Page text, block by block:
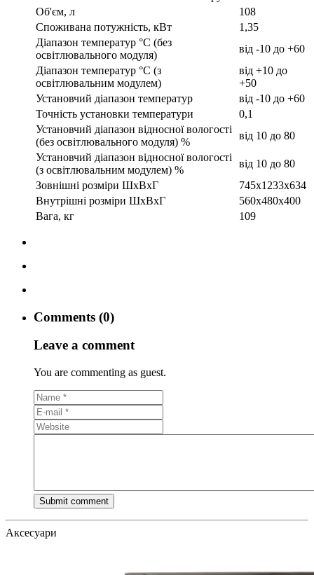
Об'єм, л
108
Споживана потужність, кВт
1,35
Діапазон температур °С (без
освітлювального модуля)
від -10 до +60
Діапазон температур °С (з
освітлювальним модулем)
від +10 до
+50
Установчий діапазон температур
від -10 до +60
Точність установки температури
0,1
Установчий діапазон відносної вологості
(без освітлювального модуля) %
від 10 до 80
Установчий діапазон відносної вологості
(з освітлювальним модулем) %
від 10 до 80
Зовнішні розміри ШхВхГ
745х1233х634
Внутрішні розміри ШхВхГ
560x480x400
Вага, кг
109
Comments (0)
Leave a comment
You are commenting as guest.
Аксесуари